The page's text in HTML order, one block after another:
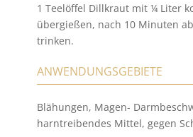
1 Teelöffel Dillkraut mit ¼ Liter
übergießen, nach 10 Minuten
trinken.
ANWENDUNGSGEBIETE
Blähungen, Magen-
harntreibendes Mittel, gegen